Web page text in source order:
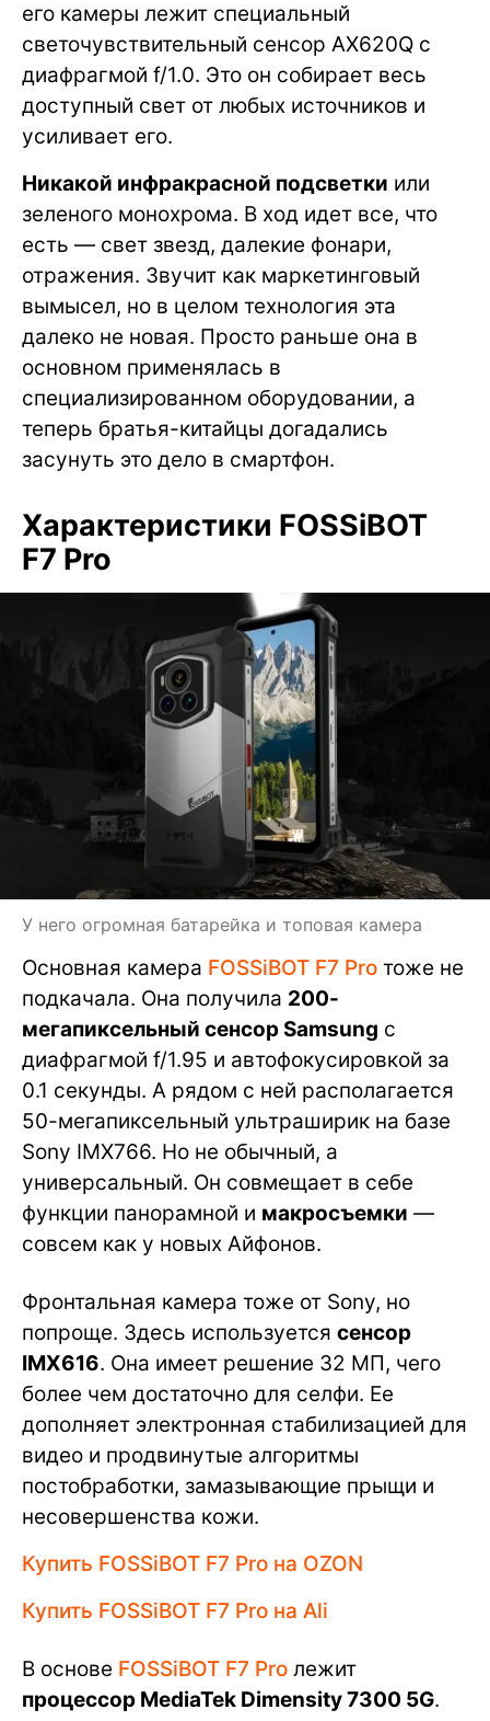
его камеры лежит специальный
светочувствительный сенсор AX620Q с
диафрагмой f/1.0. Это он собирает весь
доступный свет от любых источников и
усиливает его.
Никакой инфракрасной подсветки или
зеленого монохрома. В ход идет все, что
есть — свет звезд, далекие фонари,
отражения. Звучит как маркетинговый
вымысел, но в целом технология эта
далеко не новая. Просто раньше она в
основном применялась в
специализированном оборудовании, а
теперь братья-китайцы догадались
засунуть это дело в смартфон.
Характеристики FOSSiBOT
F7 Pro
У него огромная батарейка и топовая камера
Основная камера FOSSiBOT F7 Pro тоже не
подкачала. Она получила 200-
мегапиксельный сенсор Samsung с
диафрагмой f/1.95 и автофокусировкой за
0.1 секунды. А рядом с ней располагается
50-мегапиксельный ультраширик на базе
Sony IMX766. Но не обычный, а
универсальный. Он совмещает в себе
функции панорамной и макросъемки —
совсем как у новых Айфонов.
Фронтальная камера тоже от Sony, но
попроще. Здесь используется сенсор
IMX616. Она имеет решение 32 МП, чего
более чем достаточно для селфи. Ее
дополняет электронная стабилизацией для
видео и продвинутые алгоритмы
постобработки, замазывающие прыщи и
несовершенства кожи.
Купить FOSSiBOT F7 Pro на OZON
Купить FOSSiBOT F7 Pro на Ali
В основе FOSSiBOT F7 Pro лежит
процессор MediaTek Dimensity 7300 5G.